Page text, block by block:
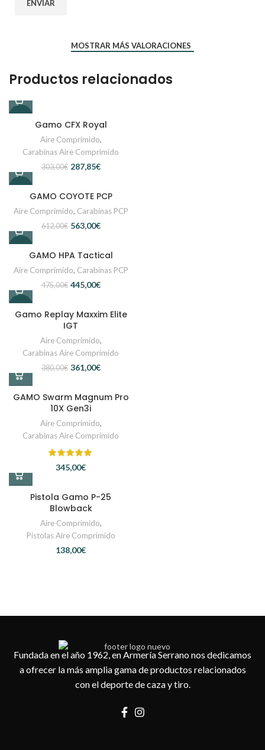
MOSTRAR MÁS VALORACIONES
Productos relacionados
Gamo CFX Royal
Aire Comprimido,
Carabinas Aire Comprimido
303,00€ 287,85€
GAMO COYOTE PCP
Aire Comprimido, Carabinas PCP
612,00€ 563,00€
GAMO HPA Tactical
Aire Comprimido, Carabinas PCP
475,00€ 445,00€
Gamo Replay Maxxim Elite
IGT
Aire Comprimido,
Carabinas Aire Comprimido
380,00€ 361,00€
GAMO Swarm Magnum Pro
10X Gen3i
Aire Comprimido,
Carabinas Aire Comprimido
€
Pistola Gamo P-25
Blowback
Aire Comprimido,
Pistolas Aire Comprimido
€
Fundada en el año 1962, en Armería Serrano nos dedicamos
a ofrecer la más amplia gama de productos relacionados
con el deporte de caza y tiro.